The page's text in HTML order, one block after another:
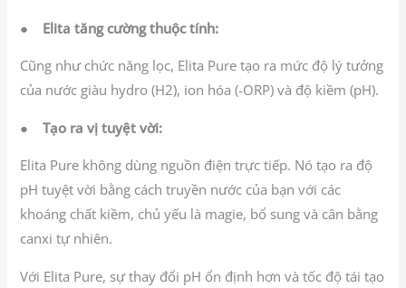
● Elita tăng cường thuộc tính:
Cũng như chức năng lọc, Elita Pure tạo ra mức độ lý tưởng
của nước giàu hydro (H2), ion hóa (-ORP) và độ kiềm (pH).
●Tạo ra vị tuyệt vời:
Elita Pure không dùng nguồn điện trực tiếp. Nó tạo ra độ
pH tuyệt vời bằng cách truyền nước của bạn với các
khoáng chất kiềm, chủ yếu là magie, bổ sung và cân bằng
canxi tự nhiên.
Với Elita Pure, sự thay đổi pH ổn định hơn và tốc độ tái tạo